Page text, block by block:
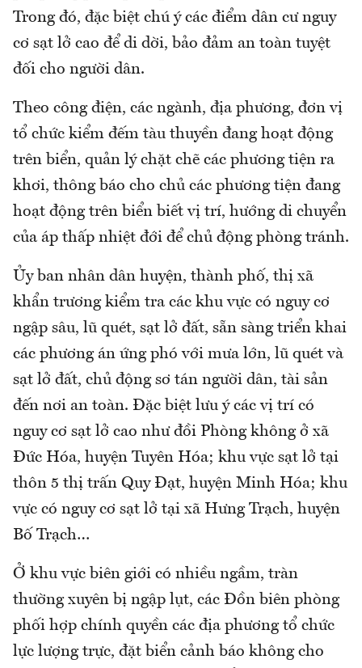
Trong đó, đặc biệt chú ý các điểm dân cư nguy
cơ sạt lở cao để di dời, bảo đảm an toàn tuyệt
đối cho người dân.
Theo công điện, các ngành, địa phương, đơn vị
tổ chức kiểm đếm tàu thuyền đang hoạt động
trên biển, quản lý chặt chẽ các phương tiện ra
khơi, thông báo cho chủ các phương tiện đang
hoạt động trên biển biết vị trí, hướng di chuyển
của áp thấp nhiệt đới để chủ động phòng tránh.
Ủy ban nhân dân huyện, thành phố, thị xã
khẩn trương kiểm tra các khu vực có nguy cơ
ngập sâu, lũ quét, sạt lở đất, sẵn sàng triển khai
các phương án ứng phó với mưa lớn, lũ quét và
sạt lở đất, chủ động sơ tán người dân, tài sản
đến nơi an toàn. Đặc biệt lưu ý các vị trí có
nguy cơ sạt lở cao như đồi Phòng không ở xã
Đức Hóa, huyện Tuyên Hóa; khu vực sạt lở tại
thôn 5 thị trấn Quy Đạt, huyện Minh Hóa; khu
vực có nguy cơ sạt lở tại xã Hưng Trạch, huyện
Bố Trạch…
Ở khu vực biên giới có nhiều ngầm, tràn
thường xuyên bị ngập lụt, các Đồn biên phòng
phối hợp chính quyền các địa phương tổ chức
lực lượng trực, đặt biển cảnh báo không cho